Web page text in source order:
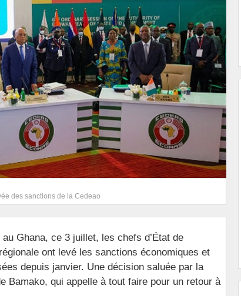
des sanctions de la Cedeao
Ghana, ce 3 juillet, les chefs d’État de
ont levé les sanctions économiques et
depuis janvier. Une décision saluée par la
Bamako, qui appelle à tout faire pour un retour à